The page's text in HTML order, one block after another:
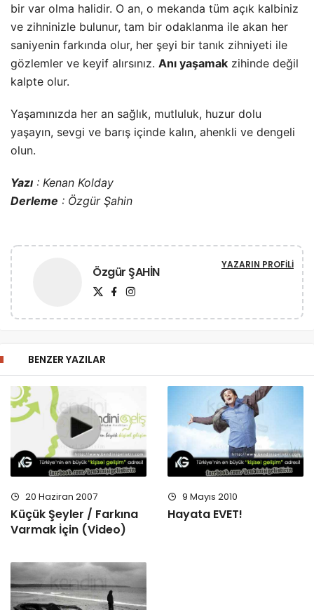
bir var olma halidir. O an, o mekanda tüm açık kalbiniz
ve zihninizle bulunur, tam bir odaklanma ile akan her
saniyenin farkında olur, her şeyi bir tanık zihniyeti ile
gözlemler ve keyif alırsınız. Anı yaşamak zihinde değil
kalpte olur.
Yaşamınızda her an sağlık, mutluluk, huzur dolu
yaşayın, sevgi ve barış içinde kalın, ahenkli ve dengeli
olun.
Yazı : Kenan Kolday
Derleme : Özgür Şahin
Özgür ŞAHİN YAZARIN PROFILI
BENZER YAZILAR
20 Haziran 2007
Küçük Şeyler / Farkına
Varmak İçin (Video)
9 Mayıs 2010
Hayata EVET!